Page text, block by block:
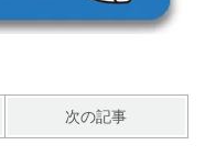
次の記事